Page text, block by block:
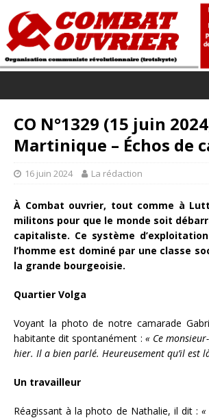
CO N°1329 (15 juin
Martinique – Échos de
16 juin 2024 La rédaction
À Combat ouvrier, tout comme à
militons pour que le monde soit
capitaliste. Ce système
l’homme est dominé par une classe
la grande bourgeoisie.
Quartier Volga
Voyant la photo de notre camarade
habitante dit spontanément : « Ce
hier. Il a bien parlé. Heureusement qu’il est
Un travailleur
Réagissant à la photo de Nathalie, il dit :«